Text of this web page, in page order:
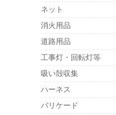
ネット
消火用品
道路用品
工事灯・回転灯等
吸い殻収集
ハーネス
バリケード